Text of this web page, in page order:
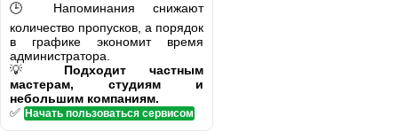
🕒 Напоминания снижают
количество пропусков, а порядок
в графике экономит время
администратора.
💡 Подходит частным
мастерам, студиям и
небольшим компаниям.
✅ Начать пользоваться сервисом